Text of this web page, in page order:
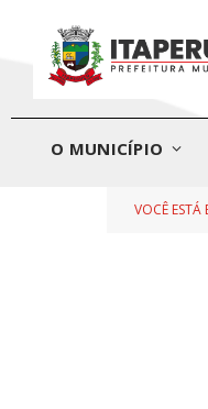
O MUNICÍPIO
VOCÊ ESTÁ